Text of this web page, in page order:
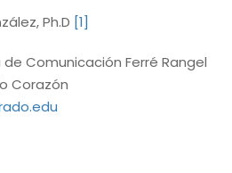
Ph.D [1]
Comunicación Ferré Rangel
Corazón